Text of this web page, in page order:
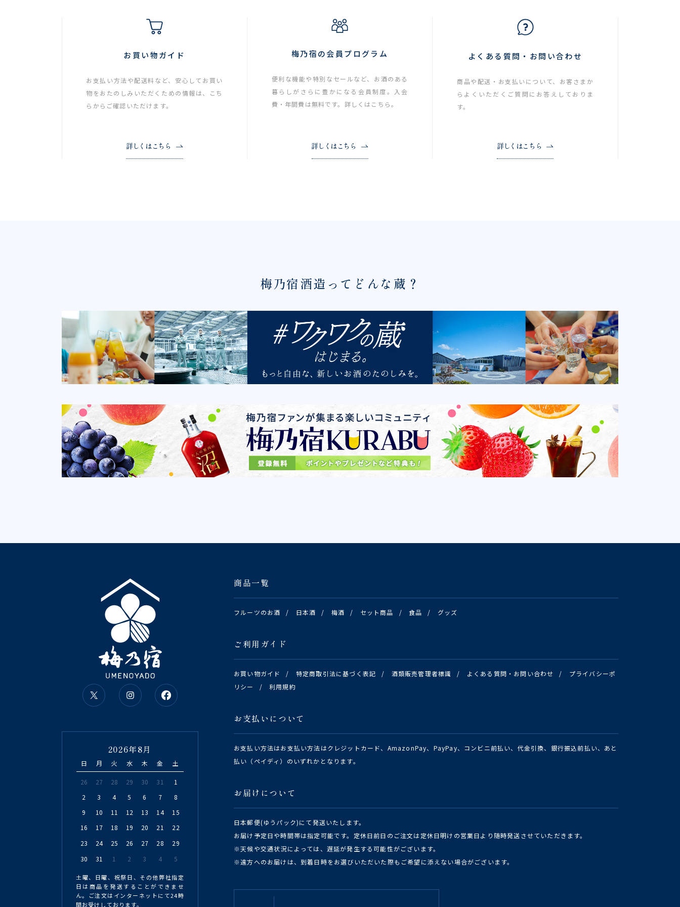
お買い物ガイド
お支払い方法や配送料など、安心してお買い
物をおたのしみいただくための情報は、こち
らからご確認いただけます。
詳しくはこちら
梅乃宿の会員プログラム
便利な機能や特別なセールなど、お酒のある
暮らしがさらに豊かになる会員制度。入会
費・年間費は無料です。詳しくはこちら。
詳しくはこちら
よくある質問・お問い合わせ
商品や配送・お支払いについて、お客さまか
らよくいただくご質問にお答えしておりま
す。
詳しくはこちら
梅乃宿酒造ってどんな蔵？
商品一覧
フルーツのお酒 / 日本酒 / 梅酒 / セット商品 / 食品 / グッズ
ご利用ガイド
お買い物ガイド / 特定商取引法に基づく表記 / 酒類販売管理者標識 / よくある質問・お問い合わせ /
プライバシーポ
リシー
/ 利用規約
お支払いについて
お支払い方法はお支払い方法はクレジットカード、AmazonPay、PayPay、コンビニ前払い、代金引換、銀行振込前払い、あと
払い（ペイディ）のいずれかとなります。
お届けについて
日本郵便(ゆうパック)にて発送いたします。
お届け予定日や時間帯は指定可能です。定休日前日のご注文は定休日明けの営業日より随時発送させていただきます。
※天候や交通状況によっては、遅延が発生する可能性がございます。
※遠方へのお届けは、到着日時をお選びいただいた際もご希望に添えない場合がございます。
2026年8月
日 月 火 水 木 金 土
26 27 28 29 30 31
1
2
3 4 5 6 7
8
9
10 11 12 13 14
15
16
17 18 19 20 21
22
23
24 25 26 27 28
29
30
31 1 2 3 4 5
土曜、日曜、祝祭日、その他弊社指定
日は商品を発送することができませ
ん。ご注文はインターネットにて24時
間お受けしております。